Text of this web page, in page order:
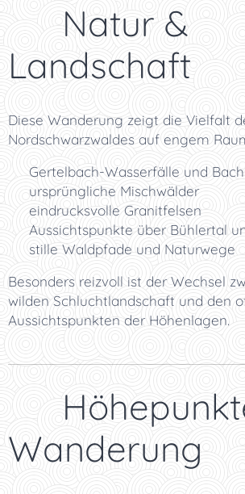
🌿 Natur &
Landschaft
Diese Wanderung zeigt die Vielfalt
Nordschwarzwaldes auf engem
💧 Gertelbach-Wasserfälle und
🌳 ursprüngliche Mischwälder
🪨 eindrucksvolle Granitfelsen
🌄 Aussichtspunkte über Bühlertal
🌿 stille Waldpfade und Naturwege
Besonders reizvoll ist der Wechsel
wilden Schluchtlandschaft und den
Aussichtspunkten der Höhenlagen.
📸
Wanderung